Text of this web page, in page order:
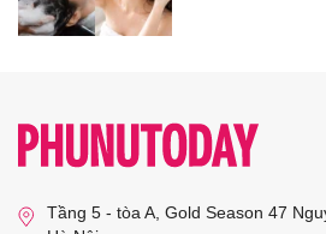
Tầng 5 - tòa A, Gold Season 47